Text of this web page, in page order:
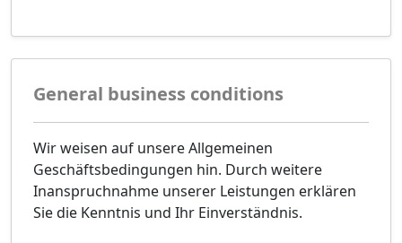
General business conditions
Wir weisen auf unsere Allgemeinen
Geschäftsbedingungen hin. Durch weitere
Inanspruchnahme unserer Leistungen erklären
Sie die Kenntnis und Ihr Einverständnis.